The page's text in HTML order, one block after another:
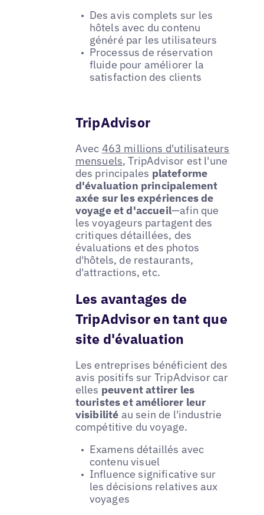
Des avis complets sur les
hôtels avec du contenu
généré par les utilisateurs
Processus de réservation
fluide pour améliorer la
satisfaction des clients
TripAdvisor
Avec 463 millions d'utilisateurs
mensuels, TripAdvisor est l'une
des principales plateforme
d'évaluation principalement
axée sur les expériences de
voyage et d'accueil—afin que
les voyageurs partagent des
critiques détaillées, des
évaluations et des photos
d'hôtels, de restaurants,
d'attractions, etc.
Les avantages de
TripAdvisor en tant que
site d'évaluation
Les entreprises bénéficient des
avis positifs sur TripAdvisor car
elles peuvent attirer les
touristes et améliorer leur
visibilité au sein de l'industrie
compétitive du voyage.
Examens détaillés avec
contenu visuel
Influence significative sur
les décisions relatives aux
voyages